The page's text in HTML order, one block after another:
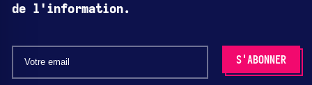
de l'information.